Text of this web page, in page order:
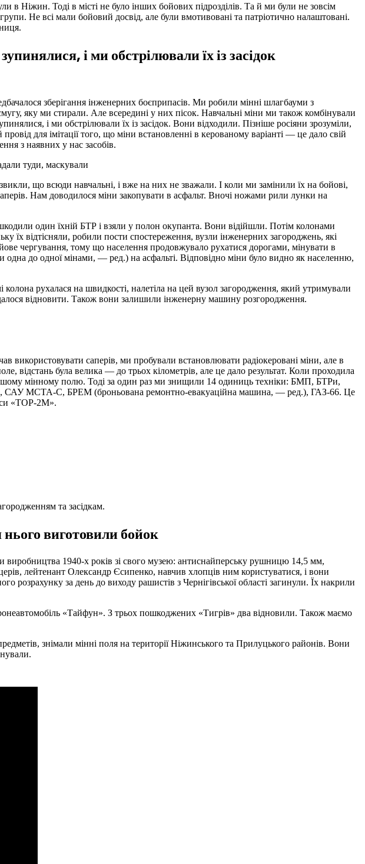
в Ніжин. Тоді в місті не було інших бойових підрозділів. Та й ми були не зовсім
Не всі мали бойовий досвід, але були вмотивовані та патріотично налаштовані.
і ми обстрілювали їх із засідок
зберігання інженерних боєприпасів. Ми робили мінні шлагбауми з
яку ми стирали. Але всередині у них пісок. Навчальні міни ми також комбінували
і ми обстрілювали їх із засідок. Вони відходили. Пізніше росіяни зрозуміли,
для імітації того, що міни встановленні в керованому варіанті — це дало свій
з наявних у нас засобів.
туди, маскували
що всюди навчальні, і вже на них не зважали. І коли ми замінили їх на бойові,
Нам доводилося міни закопувати в асфальт. Вночі ножами рили лунки на
один їхній БТР і взяли у полон окупанта. Вони відійшли. Потім колонами
відтісняли, робили пости спостереження, вузли інженерних загороджень, які
чергування, тому що населення продовжувало рухатися дорогами, мінувати в
до одної мінами, — ред.) на асфальті. Відповідно міни було видно як населенню,
рухалася на швидкості, налетіла на цей вузол загородження, який утримували
відновити. Також вони залишили інженерну машину розгородження.
саперів, ми пробували встановлювати радіокеровані міни, але в
відстань була велика — до трьох кілометрів, але це дало результат. Коли проходила
мінному полю. Тоді за один раз ми знищили 14 одиниць техніки: БМП, БТРи,
САУ МСТА-С, БРЕМ (броньована ремонтно-евакуаційна машина, — ред.), ГАЗ-66. Це
«ТОР-2М».
та засідкам.
виготовили бойок
виробництва 1940-х років зі свого музею: антиснайперську рушницю 14,5 мм,
лейтенант Олександр Єсипенко, навчив хлопців ним користуватися, і вони
за день до виходу рашистів з Чернігівської області загинули. Їх накрили
«Тайфун». З трьох пошкоджених «Тигрів» два відновили. Також маємо
знімали мінні поля на території Ніжинського та Прилуцького районів. Вони